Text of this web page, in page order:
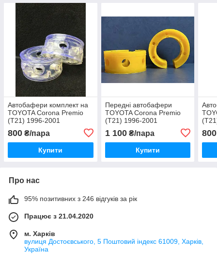
Автобафери комплект на
TOYOTA Corona Premio
(T21) 1996-2001
800 ₴/пара
Купити
Передні автобафери
TOYOTA Corona Premio
(T21) 1996-2001
1 100₴/пара
Купити
800
Про нас
95% позитивних з 246 відгуків за рік
Працює з 21.04.2020
м. Харків
вулиця Достоєвського, 5 Поштовий індекс 61009, Харків,
Україна